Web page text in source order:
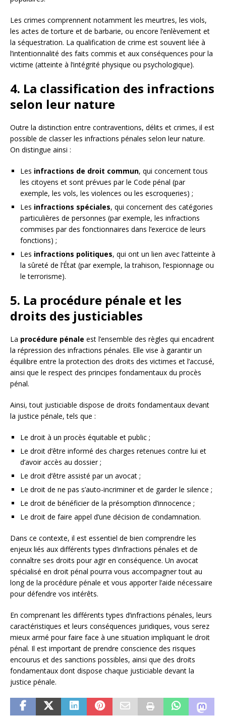
Les crimes comprennent notamment les meurtres, les viols,
les actes de torture et de barbarie, ou encore l’enlèvement et
la séquestration. La qualification de crime est souvent liée à
l’intentionnalité des faits commis et aux conséquences pour la
victime (atteinte à l’intégrité physique ou psychologique).
4. La classification des infractions
selon leur nature
Outre la distinction entre contraventions, délits et crimes, il est
possible de classer les infractions pénales selon leur nature.
On distingue ainsi :
Les infractions de droit commun, qui concernent tous
les citoyens et sont prévues par le Code pénal (par
exemple, les vols, les violences ou les escroqueries) ;
Les infractions spéciales, qui concernent des catégories
particulières de personnes (par exemple, les infractions
commises par des fonctionnaires dans l’exercice de leurs
fonctions) ;
Les infractions politiques, qui ont un lien avec l’atteinte à
la sûreté de l’État (par exemple, la trahison, l’espionnage ou
le terrorisme).
5. La procédure pénale et les
droits des justiciables
La procédure pénale est l’ensemble des règles qui encadrent
la répression des infractions pénales. Elle vise à garantir un
équilibre entre la protection des droits des victimes et l’accusé,
ainsi que le respect des principes fondamentaux du procès
pénal.
Ainsi, tout justiciable dispose de droits fondamentaux devant
la justice pénale, tels que :
Le droit à un procès équitable et public ;
Le droit d’être informé des charges retenues contre lui et
d’avoir accès au dossier ;
Le droit d’être assisté par un avocat ;
Le droit de ne pas s’auto-incriminer et de garder le silence ;
Le droit de bénéficier de la présomption d’innocence ;
Le droit de faire appel d’une décision de condamnation.
Dans ce contexte, il est essentiel de bien comprendre les
enjeux liés aux différents types d’infractions pénales et de
connaître ses droits pour agir en conséquence. Un avocat
spécialisé en droit pénal pourra vous accompagner tout au
long de la procédure pénale et vous apporter l’aide nécessaire
pour défendre vos intérêts.
En comprenant les différents types d’infractions pénales, leurs
caractéristiques et leurs conséquences juridiques, vous serez
mieux armé pour faire face à une situation impliquant le droit
pénal. Il est important de prendre conscience des risques
encourus et des sanctions possibles, ainsi que des droits
fondamentaux dont dispose chaque justiciable devant la
justice pénale.